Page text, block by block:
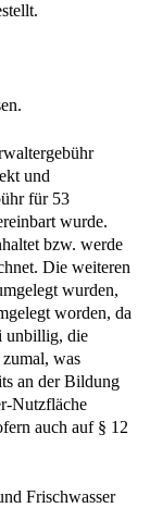
und
für 53
wurde.
bzw. werde
Die weiteren
wurden,
worden, da
unbillig, die
was
an der Bildung
Nutzfläche
auch auf § 12
Frischwasser